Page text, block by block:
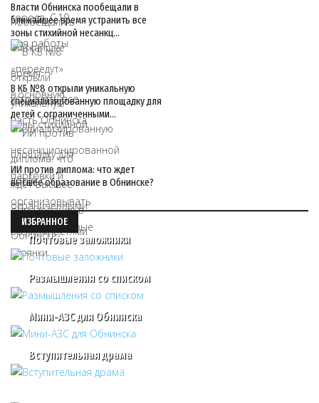
Власти Обнинска пообещали в
ближайшее время устранить все
зоны стихийной несанкц…
В КБ №8 открыли уникальную
специализированную площадку для
детей с ограниченными…
ИИ против диплома: что ждет
высшее образование в Обнинске?
ИЗБРАННОЕ
Почтовые заложники
Размышления со списком
Мини-АЗС для Обнинска
Вступительная драма